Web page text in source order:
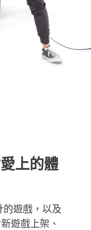
上的體
的遊戲，以及
遊戲上架、